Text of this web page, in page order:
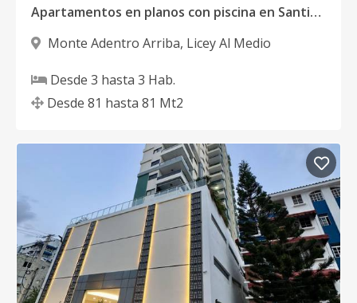
Apartamentos en planos con piscina en Santiago, Rep. Dom.
Monte Adentro Arriba, Licey Al Medio
Desde 3 hasta 3 Hab.
Desde 81 hasta 81 Mt2